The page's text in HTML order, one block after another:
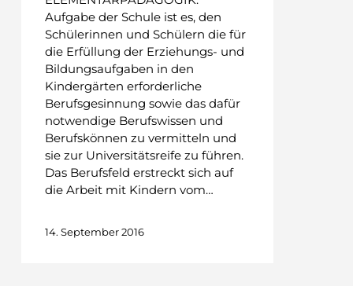
Aufgabe der Schule ist es, den
Schülerinnen und Schülern die für
die Erfüllung der Erziehungs- und
Bildungsaufgaben in den
Kindergärten erforderliche
Berufsgesinnung sowie das dafür
notwendige Berufswissen und
Berufskönnen zu vermitteln und
sie zur Universitätsreife zu führen.
Das Berufsfeld erstreckt sich auf
die Arbeit mit Kindern vom…
14. September 2016